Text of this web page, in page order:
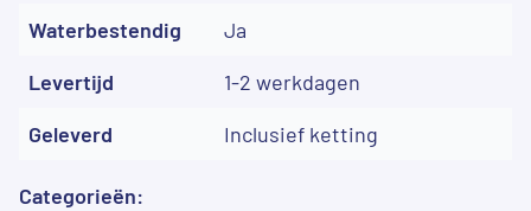
Waterbestendig
Ja
Levertijd
1-2 werkdagen
Geleverd
Inclusief ketting
Categorieën: